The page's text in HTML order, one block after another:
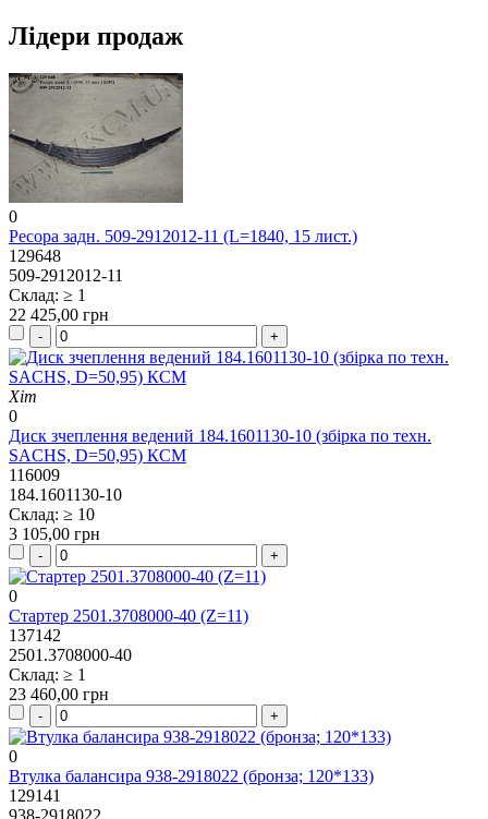
Лідери продаж
0
Ресора задн. 509-2912012-11 (L=1840, 15 лист.)
129648
509-2912012-11
Склад: ≥ 1
22 425,00 грн
Хіт
0
Диск зчеплення ведений 184.1601130-10 (збірка по техн.
SACHS, D=50,95) КСМ
116009
184.1601130-10
Склад: ≥ 10
3 105,00 грн
0
Стартер 2501.3708000-40 (Z=11)
137142
2501.3708000-40
Склад: ≥ 1
23 460,00 грн
0
Втулка балансира 938-2918022 (бронза; 120*133)
129141
938-2918022